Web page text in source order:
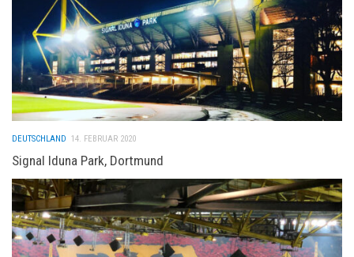
DEUTSCHLAND 14. FEBRUAR 2020
Signal Iduna Park, Dortmund